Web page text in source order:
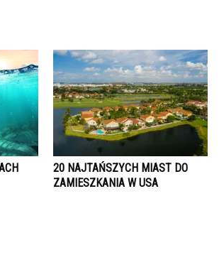
20 NAJTAŃSZYCH MIAST DO
ZAMIESZKANIA W USA